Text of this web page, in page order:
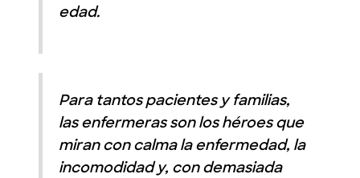
edad.
Para tantos pacientes y familias,
las enfermeras son los héroes que
miran con calma la enfermedad, la
incomodidad y, con demasiada